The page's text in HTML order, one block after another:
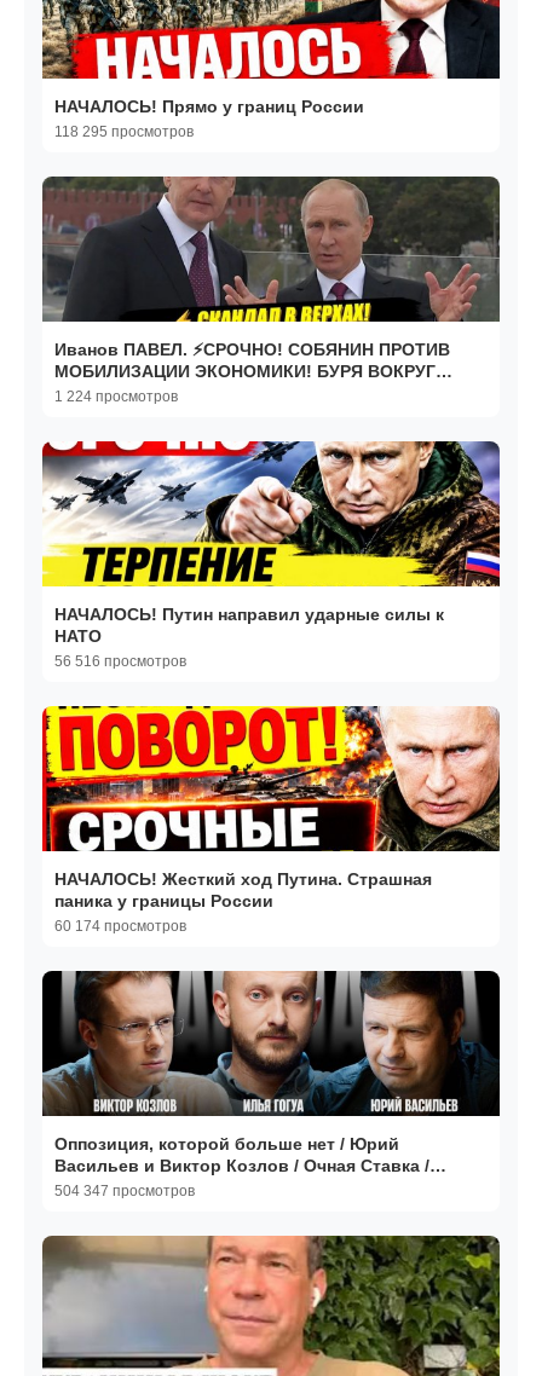
НАЧАЛОСЬ! Прямо у границ России
118 295 просмотров
Иванов ПАВЕЛ. ⚡СРОЧНО! СОБЯНИН ПРОТИВ
МОБИЛИЗАЦИИ ЭКОНОМИКИ! БУРЯ ВОКРУГ
КРЕМЛЯ!
1 224 просмотров
НАЧАЛОСЬ! Путин направил ударные силы к
НАТО
56 516 просмотров
НАЧАЛОСЬ! Жесткий ход Путина. Страшная
паника у границы России
60 174 просмотров
Оппозиция, которой больше нет / Юрий
Васильев и Виктор Козлов / Очная Ставка /
Телега Online
504 347 просмотров